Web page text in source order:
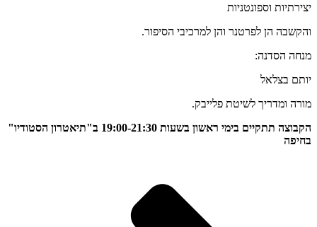
יצירתיות וספונטניות
והקשבה הן לפרטנר והן למרכיבי הסיפור.
מנחה הסדנה:
יותם בצלאל
מורה ומדריך לשיטת פלייבק.
הקבוצה תתקיים בימי ראשון בשעות 19:00-21:30 ב"תיאטרון הסטודיו"
בחיפה